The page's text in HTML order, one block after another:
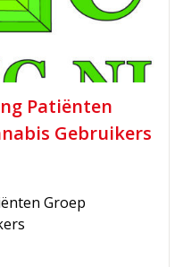
Patiënten
Gebruikers
Groep